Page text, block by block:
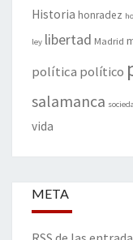
Historia honradez
ley libertad Madrid
política político
salamanca
vida
META